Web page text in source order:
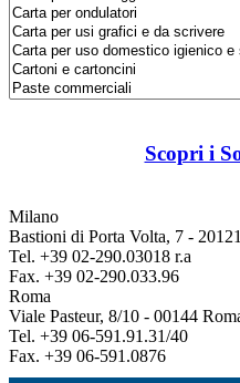
Scopri i
Milano
Bastioni di Porta Volta, 7 -
Tel. +39 02-290.03018 r.a
Fax. +39 02-290.033.96
Roma
Viale Pasteur, 8/10 - 00144
Tel. +39 06-591.91.31/40
Fax. +39 06-591.0876